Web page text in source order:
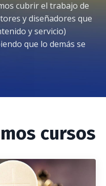
cubrir el trabajo de
y diseñadores que
y servicio)
que lo demás se
cursos